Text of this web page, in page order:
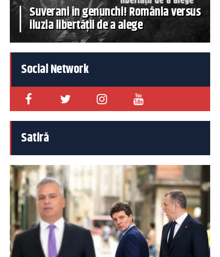
Suverani în genunchi! România versus
iluzia libertății de a alege
Social Network
Satiră